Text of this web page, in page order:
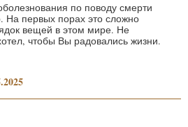
по поводу смерти
На первых порах это сложно
вещей в этом мире. Не
чтобы Вы радовались жизни.